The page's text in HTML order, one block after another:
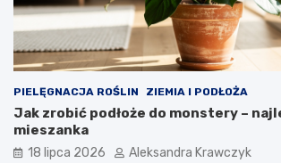
PIELĘGNACJA ROŚLIN ZIEMIA I PODŁOŻA
Jak zrobić podłoże do monstery –
mieszanka
18 lipca 2026 Aleksandra Krawczyk